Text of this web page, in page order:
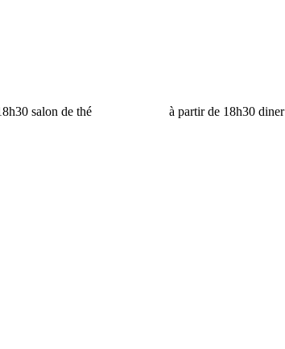
salon de thé à partir de 18h30 diner